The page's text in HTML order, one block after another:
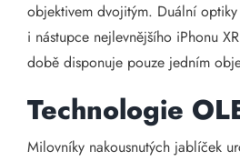
objektivem dvojitým. Duální
i nástupce nejlevnějšího iPhonu
době disponuje pouze jedním
Technologie
Milovníky nakousnutých jablíček